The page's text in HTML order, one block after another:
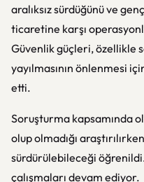
aralıksız sürdüğünü ve
ticaretine karşı
Güvenlik güçleri, özellikle
yayılmasının önlenmesi
etti.
Soruşturma kapsamında
olup olmadığı
sürdürülebileceği
çalışmaları devam ediyor.